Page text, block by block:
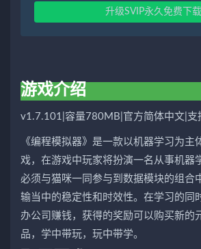
升级SVIP永久免费下载
游戏介绍
v1.7.101|容量780MB|官方简体中文|支
《编程模拟器》是一款以机器学习为主
戏，在游戏中玩家将扮演一名从事机器
必须与猫咪一同参与到数据模块的组合
输当中的稳定性和时效性。在学习的同
办公司赚钱，获得的奖励可以购买新的
品，学中带玩，玩中带学。